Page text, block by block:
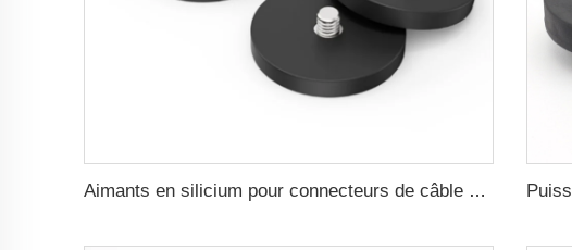
Aimants en silicium pour connecteurs de câble magnétiques filetage mâle 88 mm